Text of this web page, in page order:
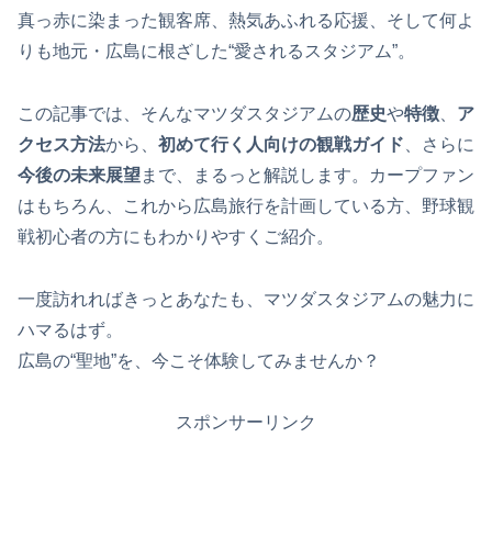
真っ赤に染まった観客席、熱気あふれる応援、そして何よ
りも地元・広島に根ざした“愛されるスタジアム”。
この記事では、そんなマツダスタジアムの歴史や特徴
ア
クセス方法から、 初めて行く人向けの観戦ガイド 、さらに
今後の未来展望まで、まるっと解説します。カープファン
はもちろん、これから広島旅行を計画している方、野球観
戦初心者の方にもわかりやすくご紹介。
一度訪れればきっとあなたも、マツダスタジアムの魅力に
ハマるはず。
広島の“聖地”を、今こそ体験してみませんか？
スポンサーリンク